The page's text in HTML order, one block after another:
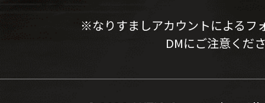
※なりすましアカウントによるフ
DMにご注意くだ